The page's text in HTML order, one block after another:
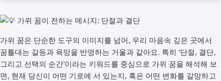
가위 꿈은 단순한 도구의 이미지를 넘어, 우리 마음속 깊은 곳에서
꿈틀대는 갈등과 욕망을 반영하는 거울과 같아요. 특히 ‘단절, 결단,
그리고 선택의 순간’이라는 키워드를 중심으로 가위 꿈을 해석해 보
면, 현재 당신이 어떤 기로에 서 있는지, 혹은 어떤 변화를 갈망하고